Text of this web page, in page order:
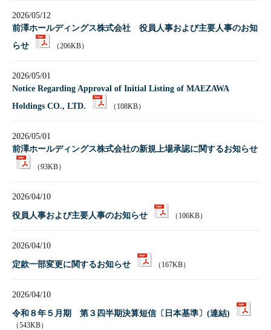
2026/05/12
前澤ホールディングス株式会社 役員人事および主要人事のお知
らせ
（206KB）
2026/05/01
Notice Regarding Approval of Initial Listing of MAEZAWA
Holdings CO., LTD.
（108KB）
2026/05/01
前澤ホールディングス株式会社の新規上場承認に関するお知らせ
（93KB）
2026/04/10
役員人事および主要人事のお知らせ （106KB）
2026/04/10
定款一部変更に関するお知らせ （167KB）
2026/04/10
令和８年５月期 第３四半期決算短信〔日本基準〕(連結)
（543KB）